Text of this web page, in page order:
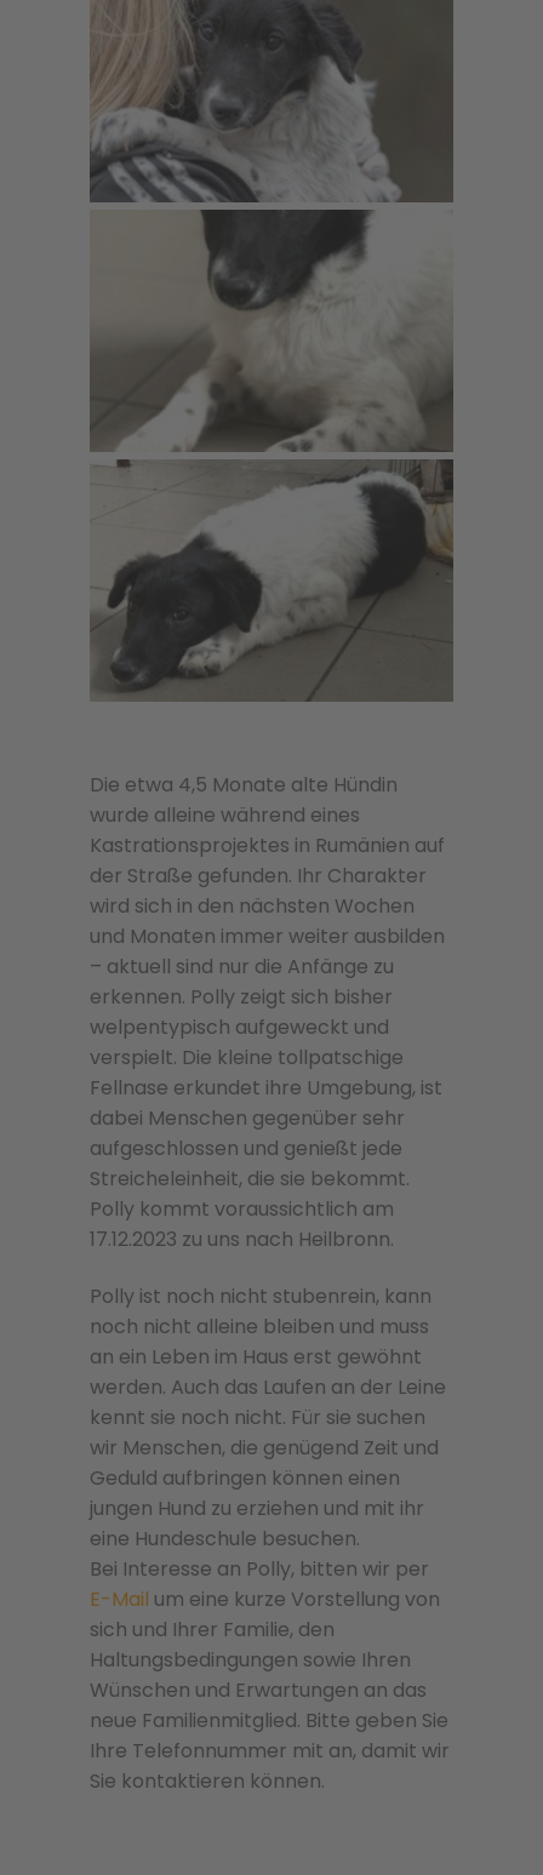
Die etwa 4,5 Monate alte Hündin
wurde alleine während eines
Kastrationsprojektes in Rumänien auf
der Straße gefunden. Ihr Charakter
wird sich in den nächsten Wochen
und Monaten immer weiter ausbilden
– aktuell sind nur die Anfänge zu
erkennen. Polly zeigt sich bisher
welpentypisch aufgeweckt und
verspielt. Die kleine tollpatschige
Fellnase erkundet ihre Umgebung, ist
dabei Menschen gegenüber sehr
aufgeschlossen und genießt jede
Streicheleinheit, die sie bekommt.
Polly kommt voraussichtlich am
17.12.2023 zu uns nach Heilbronn.
Polly ist noch nicht stubenrein, kann
noch nicht alleine bleiben und muss
an ein Leben im Haus erst gewöhnt
werden. Auch das Laufen an der Leine
kennt sie noch nicht. Für sie suchen
wir Menschen, die genügend Zeit und
Geduld aufbringen können einen
jungen Hund zu erziehen und mit ihr
eine Hundeschule besuchen.
Bei Interesse an Polly, bitten wir per
E-Mail um eine kurze Vorstellung von
sich und Ihrer Familie, den
Haltungsbedingungen sowie Ihren
Wünschen und Erwartungen an das
neue Familienmitglied. Bitte geben Sie
Ihre Telefonnummer mit an, damit wir
Sie kontaktieren können.